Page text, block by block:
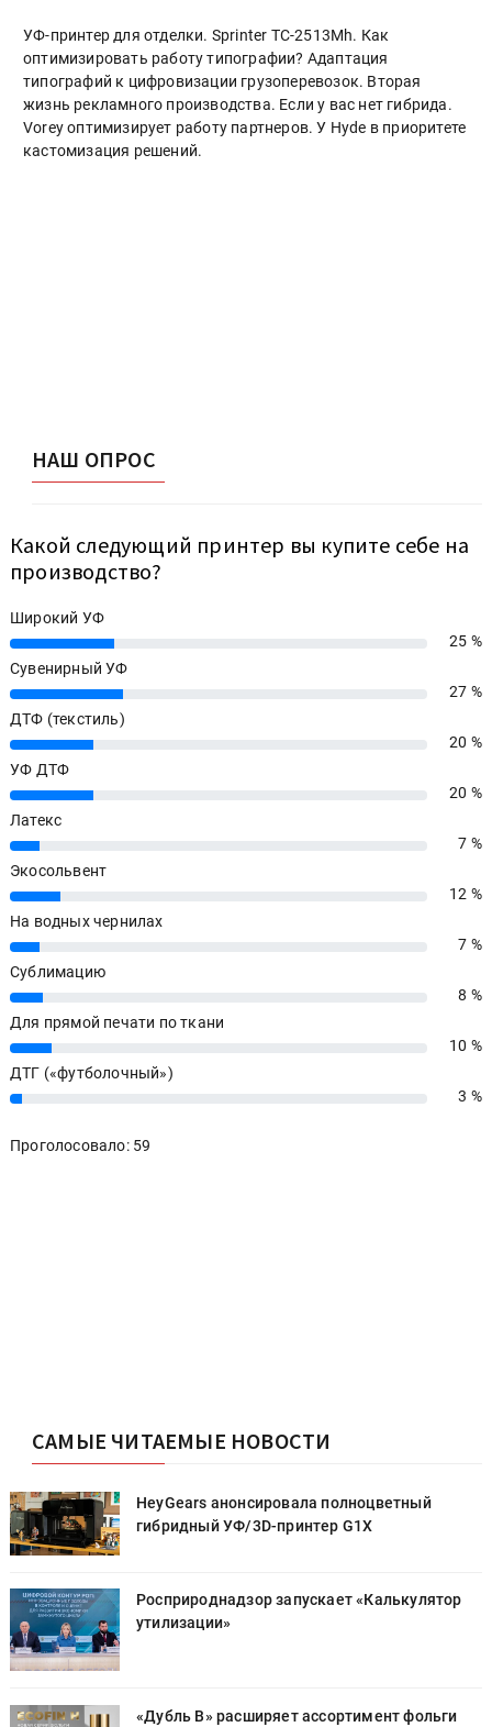
УФ-принтер для отделки. Sprinter ТС-2513Mh. Как
оптимизировать работу типографии? Адаптация
типографий к цифровизации грузоперевозок. Вторая
жизнь рекламного производства. Если у вас нет гибрида.
Vorey оптимизирует работу партнеров. У Hyde в приоритете
кастомизация решений.
НАШ ОПРОС
Какой следующий принтер вы купите себе на
производство?
Широкий УФ
25%
25 %
Сувенирный УФ
27%
27 %
ДТФ (текстиль)
20%
20 %
УФ ДТФ
20%
20 %
Латекс
7%
7 %
Экосольвент
12%
12 %
На водных чернилах
7%
7 %
Сублимацию
8%
8 %
Для прямой печати по ткани
10%
10 %
ДТГ («футболочный»)
3% 3 %
Проголосовало: 59
САМЫЕ ЧИТАЕМЫЕ НОВОСТИ
HeyGears анонсировала полноцветный
гибридный УФ/3D-принтер G1X
Росприроднадзор запускает «Калькулятор
утилизации»
«Дубль В» расширяет ассортимент фольги